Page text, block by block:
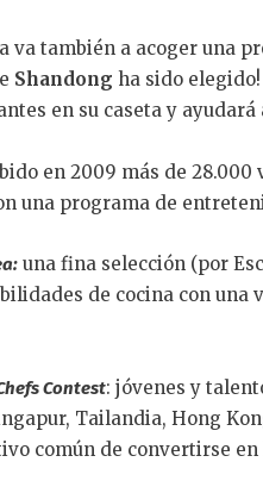
va también a acoger una
Shandong ha sido
en su caseta y
en 2009 más de
una programa de
una fina selección (por
de cocina con
Contest: jóvenes y
Tailandia, Hong
común de convertirse